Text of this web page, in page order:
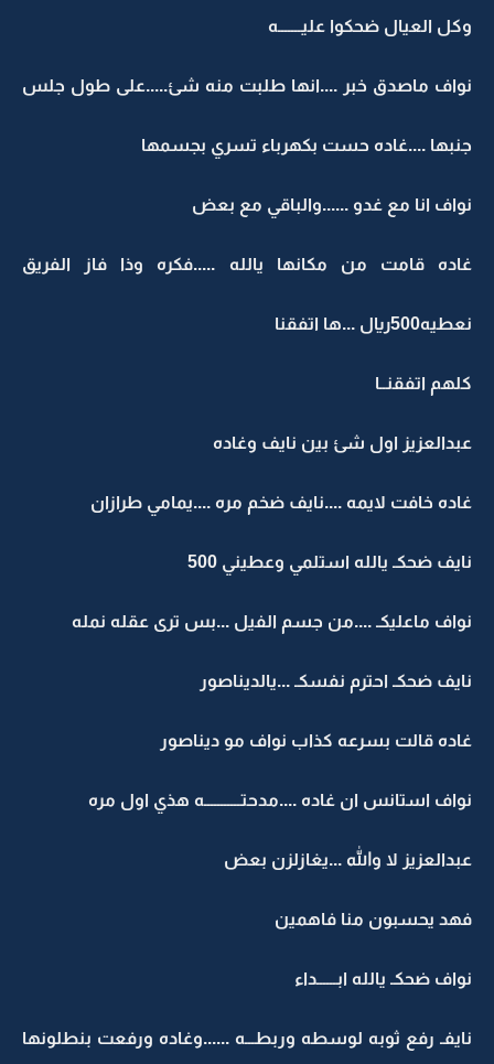
وكل العيال ضحكوا عليـــــــه
نواف ماصدق خبر ....انها طلبت منه شئ.....على طول جلس
جنبها ....غاده حست بكهرباء تسري بجسمها
نواف انا مع غدو ......والباقي مع بعض
غاده قامت من مكانها يالله .....فكره وذا فاز الفريق
نعطيه500ريال ...ها اتفقنا
كلهم اتفقنــا
عبدالعزيز اول شئ بين نايف وغاده
غاده خافت لايمه ....نايف ضخم مره ....يمامي طرازان
نايف ضحكـ يالله استلمي وعطيني 500
نواف ماعليكـ ....من جسم الفيل ...بس ترى عقله نمله
نايف ضحكـ احترم نفسكـ ...يالديناصور
غاده قالت بسرعه كذاب نواف مو ديناصور
نواف استانس ان غاده ....مدحتـــــــــــه هذي اول مره
عبدالعزيز لا والله ...يغازلزن بعض
فهد يحسبون منا فاهمين
نواف ضحكـ يالله ابــــــداء
نايفـ رفع ثوبه لوسطه وربطـــه ......وغاده ورفعت بنطلونها